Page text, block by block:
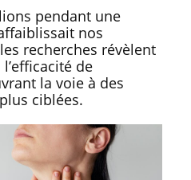
pendant une
nos
recherches révèlent
de
la voie à des
ciblées.